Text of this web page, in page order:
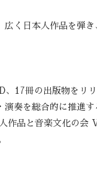
広く日本人作品を弾
、17冊の出版物をリリ
演奏を総合的に推進す
作品と音楽文化の会